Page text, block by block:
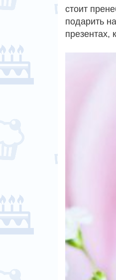
стоит
подарить
презентах,